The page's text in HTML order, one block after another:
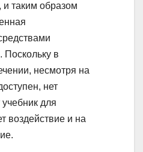
и таким образом
Поскольку в
несмотря на
нет
для
воздействие и на